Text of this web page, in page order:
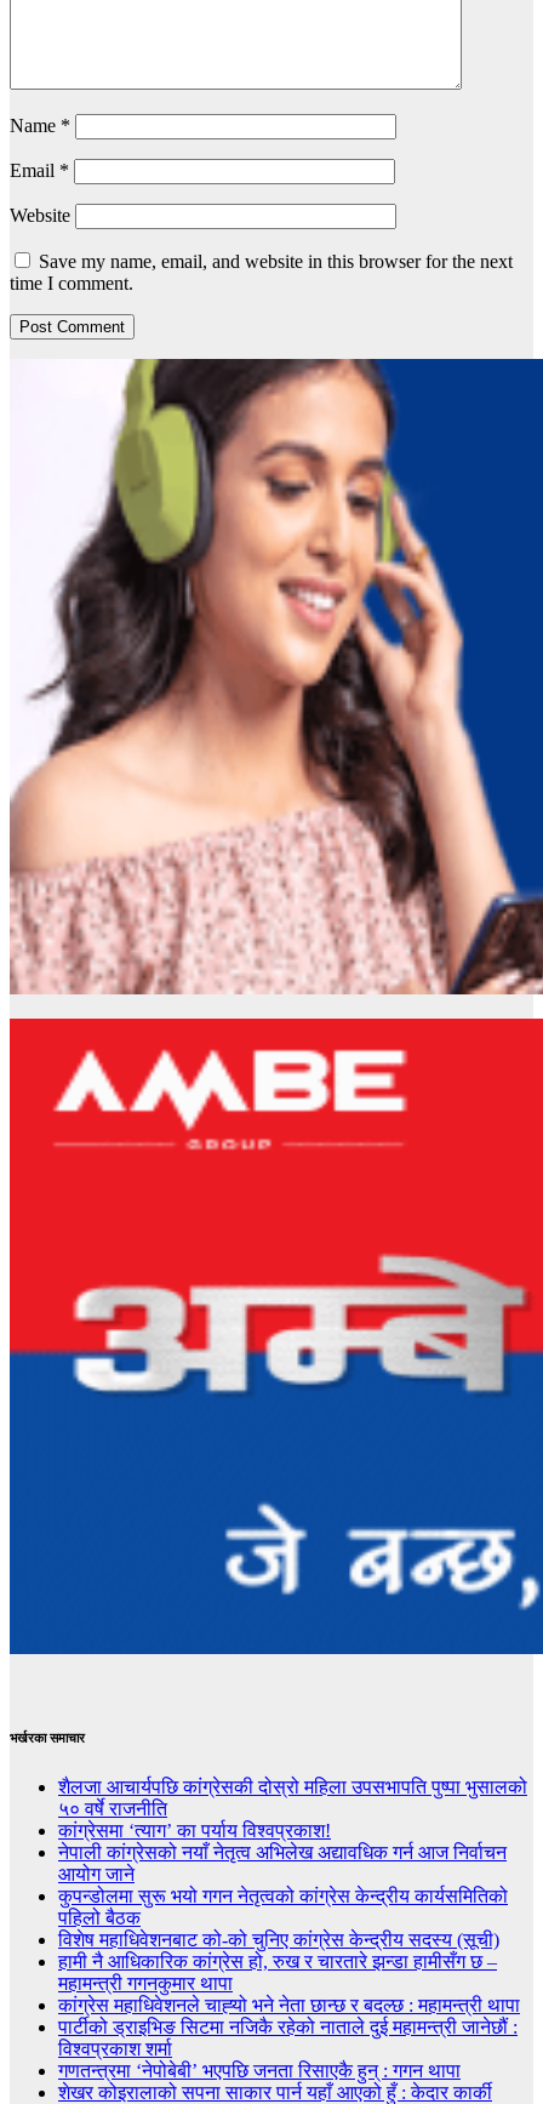
Name *
Email *
Website
Save my name, email, and website in this browser for the next
time I comment.
भर्खरका समाचार
शैलजा आचार्यपछि कांग्रेसकी दोस्रो महिला उपसभापति पुष्पा भुसालको
५० वर्षे राजनीति
कांग्रेसमा ‘त्याग’ का पर्याय विश्वप्रकाश!
नेपाली कांग्रेसको नयाँ नेतृत्व अभिलेख अद्यावधिक गर्न आज निर्वाचन
आयोग जाने
कुपन्डोलमा सुरू भयो गगन नेतृत्वको कांग्रेस केन्द्रीय कार्यसमितिको
पहिलो बैठक
विशेष महाधिवेशनबाट को-को चुनिए कांग्रेस केन्द्रीय सदस्य (सूची)
हामी नै आधिकारिक कांग्रेस हो, रुख र चारतारे झन्डा हामीसँग छ –
महामन्त्री गगनकुमार थापा
कांग्रेस महाधिवेशनले चाह्‍यो भने नेता छान्छ र बदल्छ : महामन्त्री थापा
पार्टीको ड्राइभिङ सिटमा नजिकै रहेको नाताले दुई महामन्त्री जानेछौं :
विश्वप्रकाश शर्मा
गणतन्त्रमा ‘नेपोबेबी’ भएपछि जनता रिसाएकै हुन् : गगन थापा
शेखर कोइरालाको सपना साकार पार्न यहाँ आएको हुँ : केदार कार्की